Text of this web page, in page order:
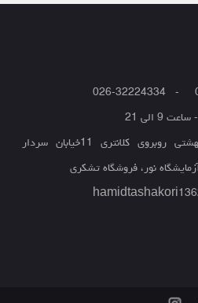
9 الی 21
کرج - خیابان بهشتی روبروی کلانتری 11خیابان سردار
نور، فروشگاه تشکری